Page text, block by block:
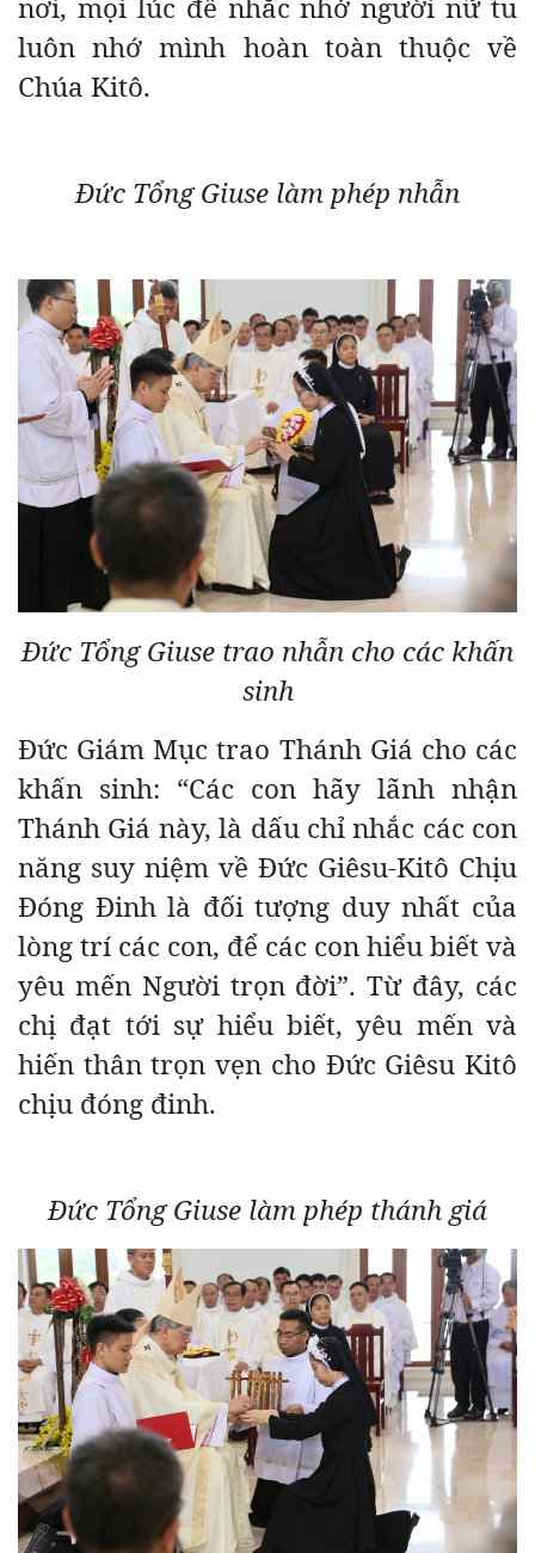
nơi, mọi lúc để nhắc nhở người nữ tu
luôn nhớ mình hoàn toàn thuộc về
Chúa Kitô.
Đức Tổng Giuse làm phép nhẫn
Đức Tổng Giuse trao nhẫn cho các khấn
sinh
Đức Giám Mục trao Thánh Giá cho các
khấn sinh: “Các con hãy lãnh nhận
Thánh Giá này, là dấu chỉ nhắc các con
năng suy niệm về Đức Giêsu-Kitô Chịu
Đóng Đinh là đối tượng duy nhất của
lòng trí các con, để các con hiểu biết và
yêu mến Người trọn đời”. Từ đây, các
chị đạt tới sự hiểu biết, yêu mến và
hiến thân trọn vẹn cho Đức Giêsu Kitô
chịu đóng đinh.
Đức Tổng Giuse làm phép thánh giá